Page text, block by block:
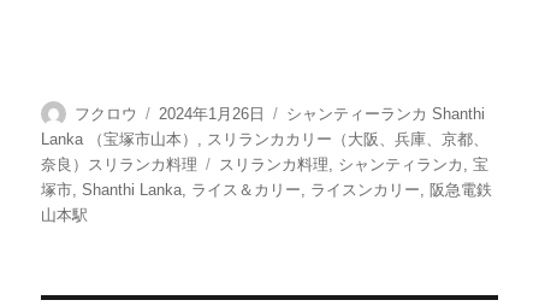
投
稿
者
フクロウ
投
稿
日:
2024年1月26日
カ
テ
ゴ
リ
シャンティーランカ Shanthi
Lanka （宝塚市山本）
スリランカカリー（大阪、兵庫、京都、
奈良）スリランカ料理
タ
グ
スリランカ料理 シャンティランカ ,宝
塚市 ,Shanthi Lanka ライス＆カリー ライスンカリー ,阪急電鉄
山本駅